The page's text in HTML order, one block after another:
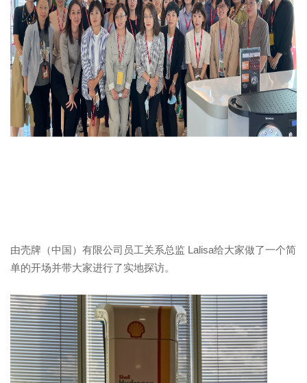
由壳牌（中国）有限公司员工关系总监 Lalisa给大家做了一个简
单的开场并带大家进行了实地探访。